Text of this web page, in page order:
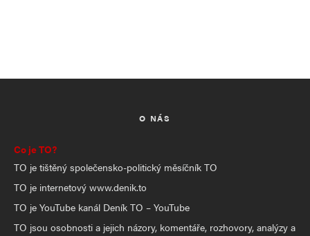
O NÁS
Co je TO?
TO je tištěný společensko-politický měsíčník TO
TO je internetový www.denik.to
TO je YouTube kanál Deník TO – YouTube
TO jsou osobnosti a jejich názory, komentáře, rozhovory, analýzy a